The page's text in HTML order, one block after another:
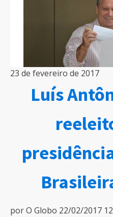
23 de fevereiro de 2017
Luís
por O Globo 22/02/2017